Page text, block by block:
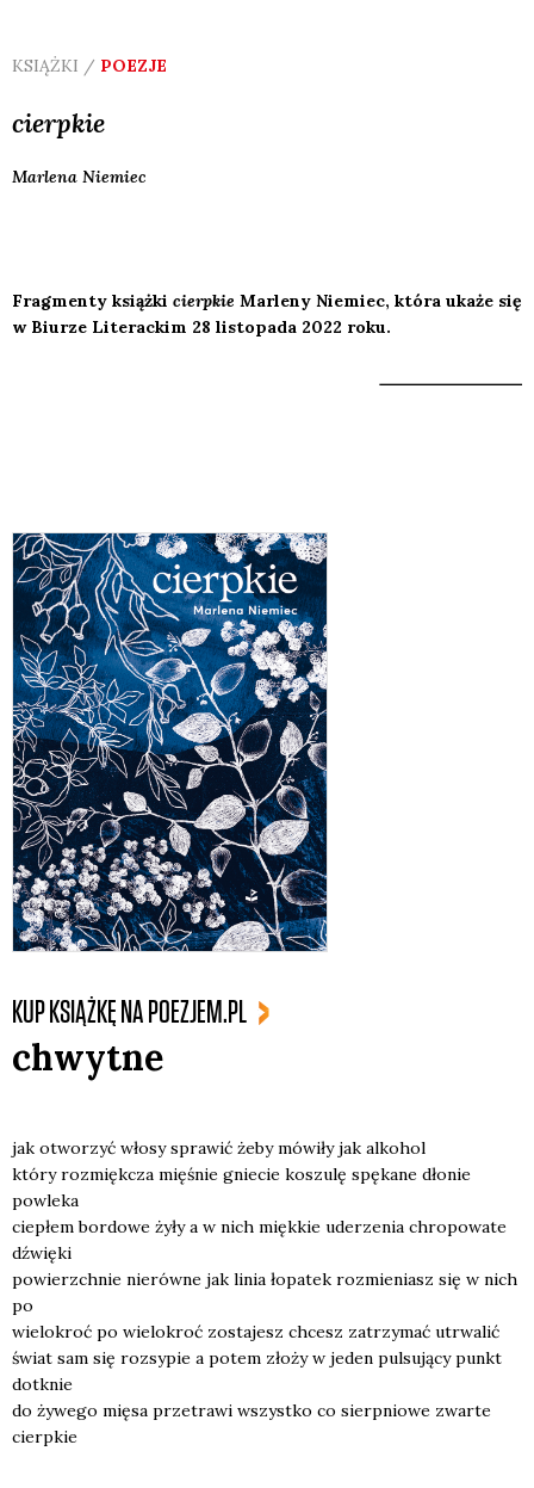
KSIĄŻKI / POEZJE
cierpkie
Marlena Niemiec
Fragmenty książki cierpkie Marleny Niemiec, która ukaże się
w Biurze Literackim 28 listopada 2022 roku.
KUP KSIĄŻKĘ NA POEZJEM.PL
chwytne
jak otwo­rzyć wło­sy spra­wić żeby mówi­ły jak alko­hol
któ­ry roz­mięk­cza mię­śnie gnie­cie koszu­lę spę­ka­ne dło­nie
powle­ka
cie­płem bor­do­we żyły a w nich mięk­kie ude­rze­nia chro­po­wa­te
dźwię­ki
powierzch­nie nie­rów­ne jak linia łopa­tek roz­mie­niasz się w nich
po
wie­lo­kroć po wie­lo­kroć zosta­jesz chcesz zatrzy­mać utrwa­lić
świat sam się roz­sy­pie a potem zło­ży w jeden pul­su­ją­cy punkt
dotknie
do żywe­go mię­sa prze­tra­wi wszyst­ko co sierp­nio­we zwar­te
cierp­kie